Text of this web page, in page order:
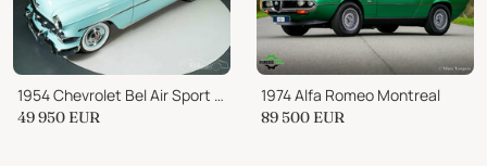
1954 Chevrolet Bel Air Sport Coupe
49 950 EUR
1974 Alfa Romeo Montreal
89 500 EUR